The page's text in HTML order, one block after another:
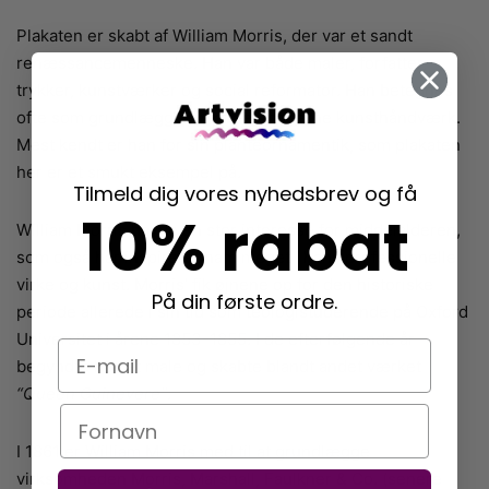
Plakaten er skabt af William Morris, der var et sandt
renæssancemenneske. Han var både maler, forfatter,
trykker, kunstværker og social reformator. Han betegnes
ofte som grundlæggeren af det moderne kunsthåndværk.
Mest kendt er han for sin planteornamentik, som plakaten
her er et smukt eksempel på.
William Morris havde en stor interesse for middelalderen,
som også har inspireret ham meget i hans professionelle
virke og kunst. Morris’ fik øjnene op for den historiske
periode allerede i sin tid som teologistuderende på Oxford
Universitet i årene 1853-1855. I de efterfølgende år
begyndte han at male og skabte blandt andet værket
“Queen Guinevere”.
I 1861 er William Morris med til at grundlægge
virksomheden Morris, Marshall, Faulkner & Co. (senere
Tilmeld dig vores nyhedsbrev og få
10% rabat
På din første ordre.
E-mail
Navn